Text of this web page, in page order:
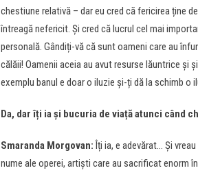
chestiune relativă – dar eu cred că fericirea ține
întreagă nefericit. Și cred că lucrul cel mai
personală. Gândiți-vă că sunt oameni care au
călăii! Oamenii aceia au avut resurse lăuntrice și
exemplu banul e doar o iluzie și-ți dă la schimb o
Da, dar îți ia și bucuria de viață atunci când
Smaranda Morgovan:Îți ia, e adevărat… Și
nume ale operei, artiști care au sacrificat enorm